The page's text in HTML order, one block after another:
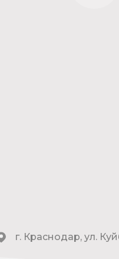
г. Краснодар, ул.